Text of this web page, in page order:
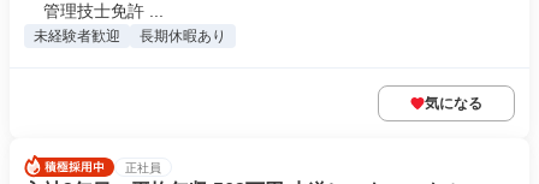
管理技士免許 ...
未経験者歓迎 長期休暇あり
気になる
正社員